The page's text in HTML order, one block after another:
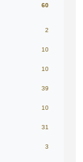
60
2
10
10
39
10
31
3